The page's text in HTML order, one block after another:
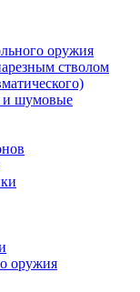
оружия
стволом
и шумовые
оружия